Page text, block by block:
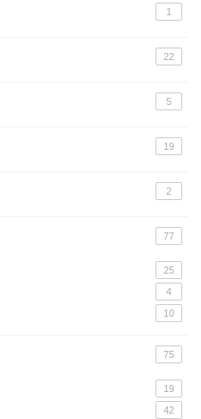
1
22
5
19
2
77
25
4
10
75
19
42